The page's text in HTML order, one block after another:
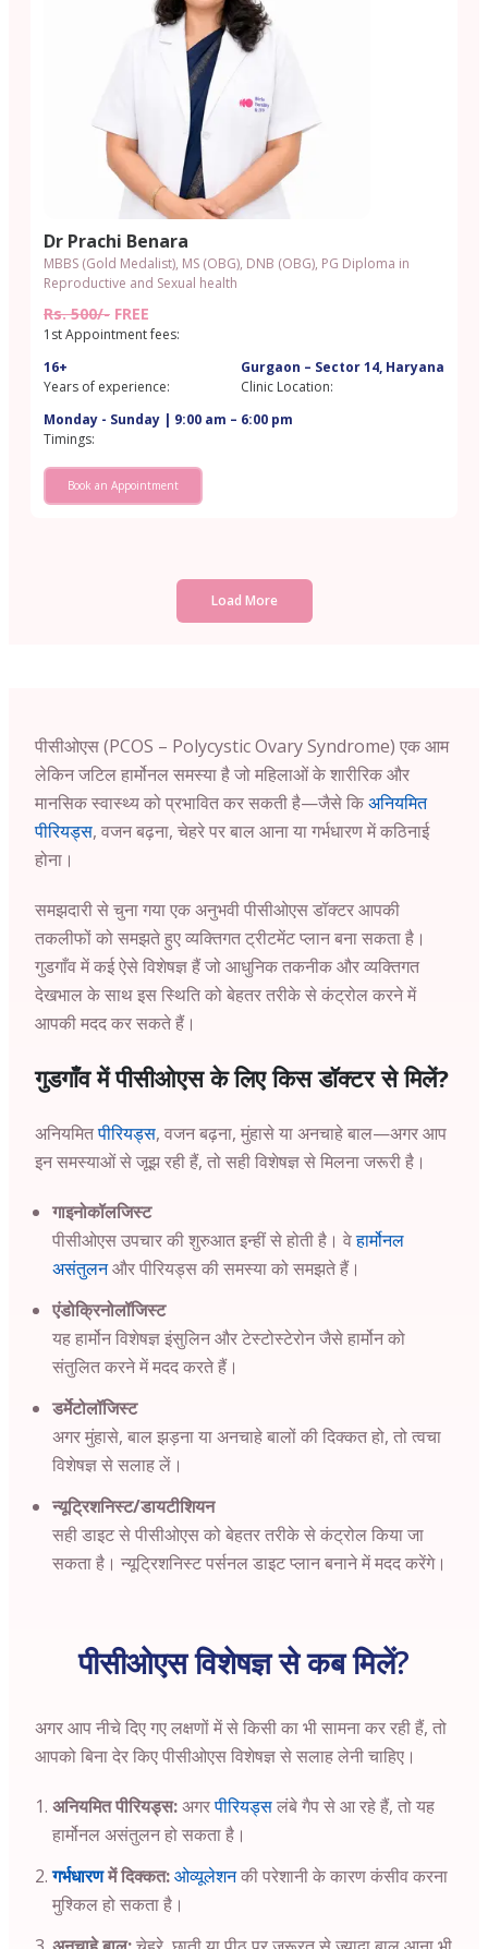
Dr Prachi Benara
MBBS (Gold Medalist), MS (OBG), DNB (OBG), PG Diploma in
Reproductive and Sexual health
Rs. 500/- FREE
1st Appointment fees:
16+
Years of experience:
Gurgaon – Sector 14, Haryana
Clinic Location:
Monday - Sunday | 9:00 am – 6:00 pm
Timings:
Book an Appointment
Load More
पीसीओएस (PCOS – Polycystic Ovary Syndrome) एक आम
लेकिन जटिल हार्मोनल समस्या है जो महिलाओं के शारीरिक और
मानसिक स्वास्थ्य को प्रभावित कर सकती है—जैसे किअनियमित
पीरियड्स, वजन बढ़ना, चेहरे पर बाल आना या गर्भधारण में कठिनाई
होना।
समझदारी से चुना गया एक अनुभवी पीसीओएस डॉक्टर आपकी
तकलीफों को समझते हुए व्यक्तिगत ट्रीटमेंट प्लान बना सकता है।
गुडगाँव में कई ऐसे विशेषज्ञ हैं जो आधुनिक तकनीक और व्यक्तिगत
देखभाल के साथ इस स्थिति को बेहतर तरीके से कंट्रोल करने में
आपकी मदद कर सकते हैं।
गुडगाँव में पीसीओएस के लिए किस डॉक्टर से मिलें?
अनियमितपीरियड्स, वजन बढ़ना, मुंहासे या अनचाहे बाल—अगर आप
इन समस्याओं से जूझ रही हैं, तो सही विशेषज्ञ से मिलना जरूरी है।
गाइनोकॉलजिस्ट
पीसीओएस उपचार की शुरुआत इन्हीं से होती है। वेहार्मोनल
असंतुलनऔर पीरियड्स की समस्या को समझते हैं।
एंडोक्रिनोलॉजिस्ट
यह हार्मोन विशेषज्ञ इंसुलिन और टेस्टोस्टेरोन जैसे हार्मोन को
संतुलित करने में मदद करते हैं।
डर्मेटोलॉजिस्ट
अगर मुंहासे, बाल झड़ना या अनचाहे बालों की दिक्कत हो, तो त्वचा
विशेषज्ञ से सलाह लें।
न्यूट्रिशनिस्ट/डायटीशियन
सही डाइट से पीसीओएस को बेहतर तरीके से कंट्रोल किया जा
सकता है। न्यूट्रिशनिस्ट पर्सनल डाइट प्लान बनाने में मदद करेंगे।
पीसीओएस विशेषज्ञ से कब मिलें?
अगर आप नीचे दिए गए लक्षणों में से किसी का भी सामना कर रही हैं, तो
आपको बिना देर किए पीसीओएस विशेषज्ञ से सलाह लेनी चाहिए।
अनियमित पीरियड्स:अगरपीरियड्सलंबे गैप से आ रहे हैं, तो यह
हार्मोनल असंतुलन हो सकता है।
गर्भधारणमें दिक्कत:ओव्यूलेशनकी परेशानी के कारण कंसीव करना
मुश्किल हो सकता है।